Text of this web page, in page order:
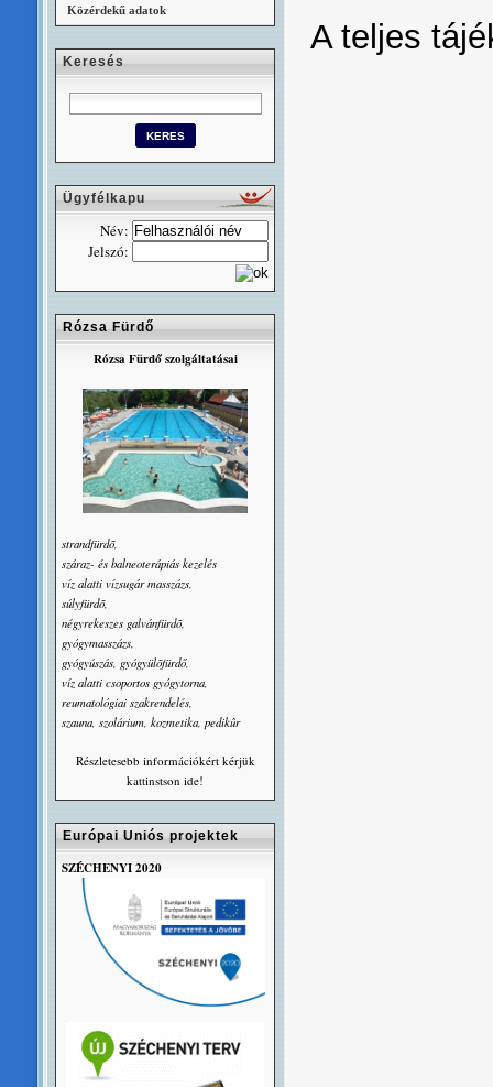
A teljes
Közérdekű adatok
Keresés
Ügyfélkapu
Név:
Jelszó:
Rózsa Fürdő
Rózsa Fürdő szolgáltatásai
strandfürdõ,
száraz- és balneoterápiás kezelés
víz alatti vízsugár masszázs,
súlyfürdõ,
négyrekeszes galvánfürdõ,
gyógymasszázs,
gyógyúszás, gyógyülõfürdő,
víz alatti csoportos gyógytorna,
reumatológiai szakrendelés,
szauna, szolárium, kozmetika, pedikûr
Részletesebb információkért kérjük
kattinstson ide!
Európai Uniós projektek
SZÉCHENYI 2020